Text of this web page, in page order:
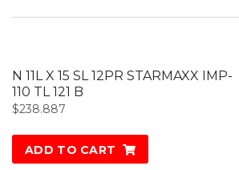
N 11L X 15 SL 12PR STARMAXX IMP-
110 TL 121 B
$238.887
ADD TO CART